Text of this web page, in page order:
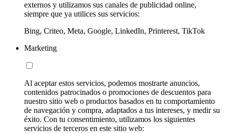
externos y utilizamos sus canales de publicidad online,
siempre que ya utilices sus servicios:
Bing, Criteo, Meta, Google, LinkedIn, Printerest, TikTok
Marketing
Al aceptar estos servicios, podemos mostrarte anuncios,
contenidos patrocinados o promociones de descuentos para
nuestro sitio web o productos basados en tu comportamiento
de navegación y compra, adaptados a tus intereses, y medir su
éxito. Con tu consentimiento, utilizamos los siguientes
servicios de terceros en este sitio web: